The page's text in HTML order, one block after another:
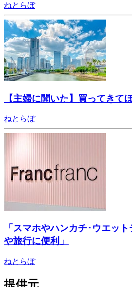
ねとらぼ
【主婦に聞いた】買ってき
ねとらぼ
「スマホやハンカチ･ウエッ
や旅行に便利」
ねとらぼ
提供元